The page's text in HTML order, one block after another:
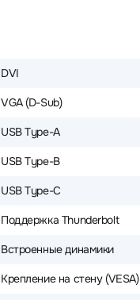
DVI
VGA (D-Sub)
USB Type-A
USB Type-B
USB Type-C
Поддержка Thunderbolt
Встроенные динамики
Крепление на стену (VESA)